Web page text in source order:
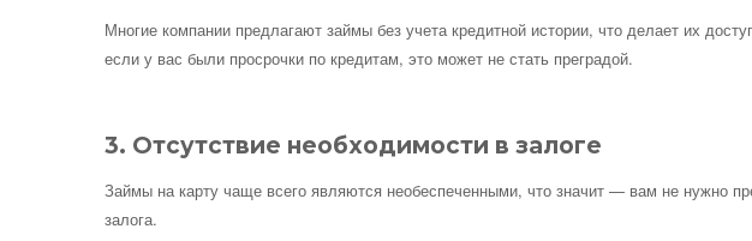
Многие компании предлагают займы без учета кредитной истории, что делает их
если у вас были просрочки по кредитам, это может не стать преградой.
3. Отсутствие необходимости в залоге
Займы на карту чаще всего являются необеспеченными, что значит — вам не нужно
залога.